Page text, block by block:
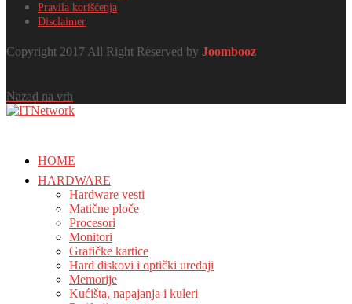
Pravila korišćenja
Disclaimer
Copyright 2017 All Right Reserved by Joombooz
Nazad na vrh
HOME
HARDWARE
Hardware vesti
Matične ploče
Procesori
Monitori
Grafičke kartice
Hard diskovi i optički uređaji
Memorije
Kućišta, napajanja i kuleri